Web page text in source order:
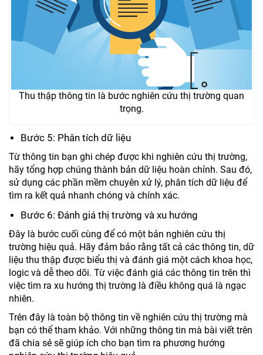
Thu thập thông tin là bước nghiên cứu thị trường quan
trọng.
Bước 5: Phân tích dữ liệu
Từ thông tin bạn ghi chép được khi nghiên cứu thị trường,
hãy tổng hợp chúng thành bản dữ liệu hoàn chỉnh. Sau đó,
sử dụng các phần mềm chuyên xử lý, phân tích dữ liệu để
tìm ra kết quả nhanh chóng và chính xác.
Bước 6: Đánh giá thị trường và xu hướng
Đây là bước cuối cùng để có một bản nghiên cứu thị
trường hiệu quả. Hãy đảm bảo rằng tất cả các thông tin, dữ
liệu thu thập được biểu thị và đánh giá một cách khoa học,
logic và dễ theo dõi. Từ việc đánh giá các thông tin trên thì
việc tìm ra xu hướng thị trường là điều không quá là ngạc
nhiên.
Trên đây là toàn bộ thông tin về nghiên cứu thị trường mà
bạn có thể tham khảo. Với những thông tin mà bài viết trên
đã chia sẻ sẽ giúp ích cho bạn tìm ra phương hướng